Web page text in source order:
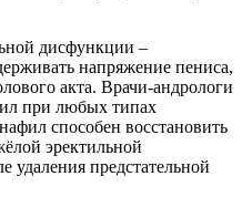
дисфункции –
напряжение пениса,
акта. Врачи-андрологи
при любых типах
способен восстановить
эректильной
удаления предстательной